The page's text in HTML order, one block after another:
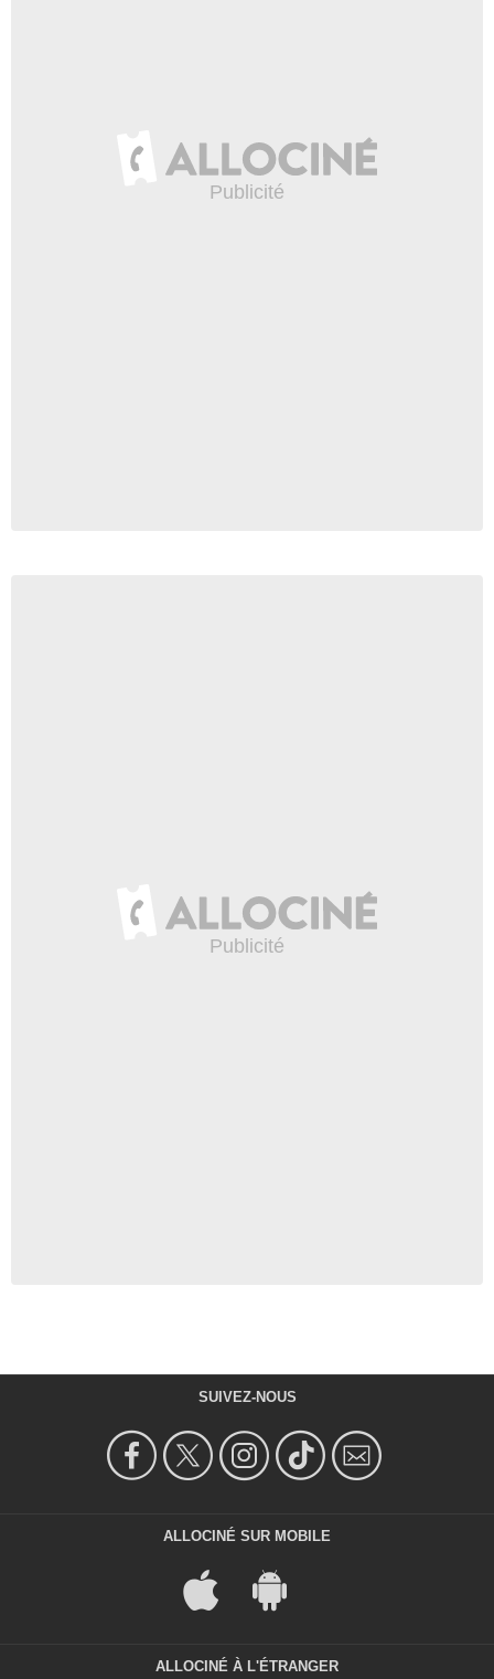
SUIVEZ-NOUS
ALLOCINÉ SUR MOBILE
ALLOCINÉ À L'ÉTRANGER